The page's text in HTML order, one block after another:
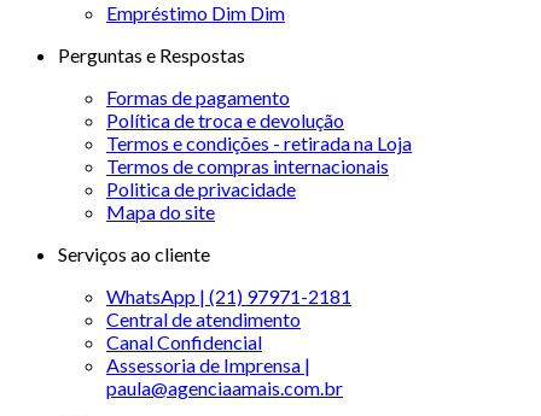
Empréstimo Dim Dim
Perguntas e Respostas
Formas de pagamento
Política de troca e devolução
Termos e condições - retirada na Loja
Termos de compras internacionais
Politica de privacidade
Mapa do site
Serviços ao cliente
WhatsApp | (21) 97971-2181
Central de atendimento
Canal Confidencial
Assessoria de Imprensa |
paula@agenciaamais.com.br